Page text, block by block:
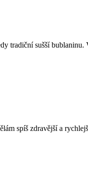
tradiční sušší
spíš zdravější a